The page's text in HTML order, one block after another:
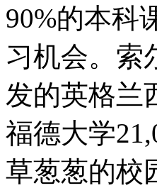
90%的本科
习机会。索
发的英格兰
福德大学
草葱葱的校